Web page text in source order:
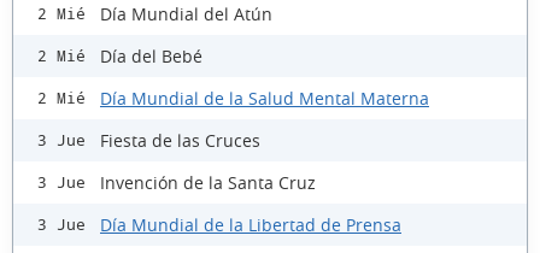
2 Mié Día Mundial del Atún
2 Mié Día del Bebé
2 Mié Día Mundial de la Salud Mental Materna
3 Jue Fiesta de las Cruces
3 Jue Invención de la Santa Cruz
3 Jue Día Mundial de la Libertad de Prensa